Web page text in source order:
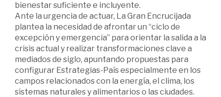
bienestar suficiente e incluyente.
Ante la urgencia de actuar, La Gran Encrucijada
plantea la necesidad de afrontar un “ciclo de
excepción y emergencia” para orientar la salida a la
crisis actual y realizar transformaciones clave a
mediados de siglo, apuntando propuestas para
configurar Estrategias-País especialmente en los
campos relacionados con la energía, el clima, los
sistemas naturales y alimentarios o las ciudades.